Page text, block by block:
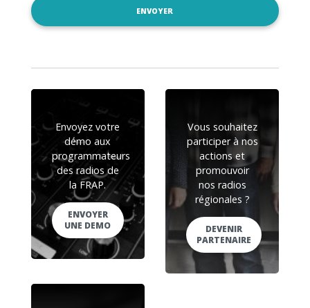
Envoyez votre
démo aux
programmateurs
des radios de
la FRAP.
ENVOYER
UNE DEMO
Vous souhaitez
participer à nos
actions et
promouvoir
nos radios
régionales ?
DEVENIR
PARTENAIRE